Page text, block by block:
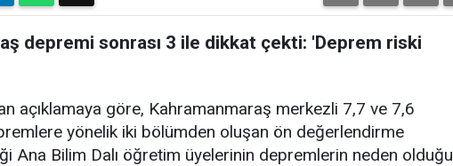
depremi sonrası 3 ile dikkat çekti: 'Deprem riski
açıklamaya göre, Kahramanmaraş merkezli 7,7 ve 7,6
yönelik iki bölümden oluşan ön değerlendirme
Ana Bilim Dalı öğretim üyelerinin depremlerin neden olduğu